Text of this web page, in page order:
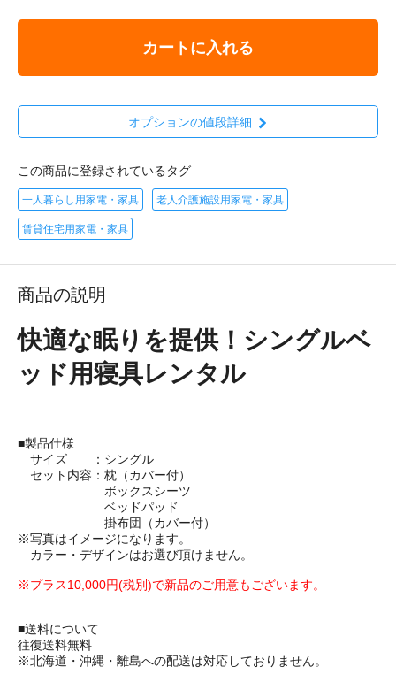
カートに入れる
オプションの値段詳細
この商品に登録されているタグ
一人暮らし用家電・家具 老人介護施設用家電・家具
賃貸住宅用家電・家具
商品の説明
快適な眠りを提供！シングルベ
ッド用寝具レンタル
■製品仕様
サイズ ：シングル
セット内容：枕（カバー付）
ボックスシーツ
ベッドパッド
掛布団（カバー付）
※写真はイメージになります。
カラー・デザインはお選び頂けません。
※プラス10,000円(税別)で新品のご用意もございます。
■送料について
往復送料無料
※北海道・沖縄・離島への配送は対応しておりません。